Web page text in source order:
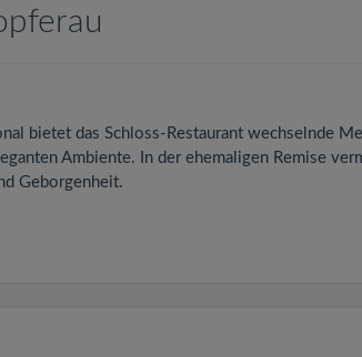
bietet das Schloss-Restaurant wechselnde
Ambiente. In der ehemaligen Remise
Geborgenheit.